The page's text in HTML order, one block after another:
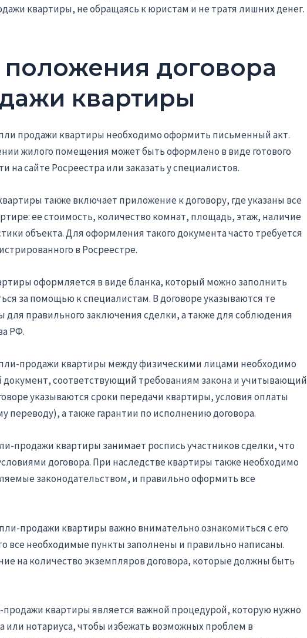
квартиры, не обращаясь к юристам и не тратя лишних денег.
договора
квартиры
продажи квартиры необходимо оформить письменный акт.
жилого помещения может быть оформлено в виде готового
на сайте Росреестра или заказать у специалистов.
также включает приложение к договору, где указаны все
ее стоимость, количество комнат, площадь, этаж, наличие
объекта. Для оформления такого документа часто требуется
в Росреестре.
оформляется в виде бланка, который можно заполнить
за помощью к специалистам. В договоре указываются те
правильного заключения сделки, а также для соблюдения
РФ.
продажи квартиры между физическими лицами необходимо
соответствующий требованиям закона и учитывающий
указываются сроки передачи квартиры, условия оплаты
переводу), а также гарантии по исполнению договора.
продажи квартиры занимает роспись участников сделки, что
договора. При наследстве квартиры также необходимо
законодательством, и правильно оформить все
продажи квартиры важно внимательно ознакомиться с его
все необходимые пункты заполнены и правильно написаны.
на количество экземпляров договора, которые должны быть
квартиры является важной процедурой, которую нужно
или нотариуса, чтобы избежать возможных проблем в